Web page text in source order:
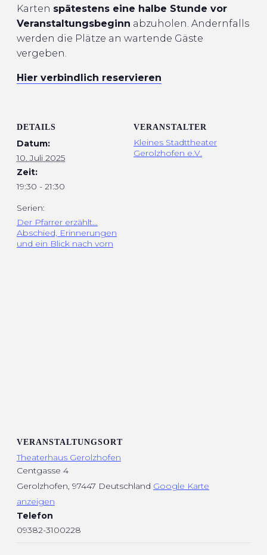
Karten spätestens eine halbe Stunde vor
Veranstaltungsbeginn abzuholen. Andernfalls
werden die Plätze an wartende Gäste
vergeben.
Hier verbindlich reservieren
DETAILS
Datum:
10. Juli 2025
Zeit:
19:30 - 21:30
Serien:
Der Pfarrer erzählt…
Abschied, Erinnerungen
und ein Blick nach vorn
VERANSTALTER
Kleines Stadttheater
Gerolzhofen e.V.
VERANSTALTUNGSORT
Theaterhaus Gerolzhofen
Centgasse 4
Gerolzhofen, 97447 Deutschland Google Karte
anzeigen
Telefon
09382-3100228